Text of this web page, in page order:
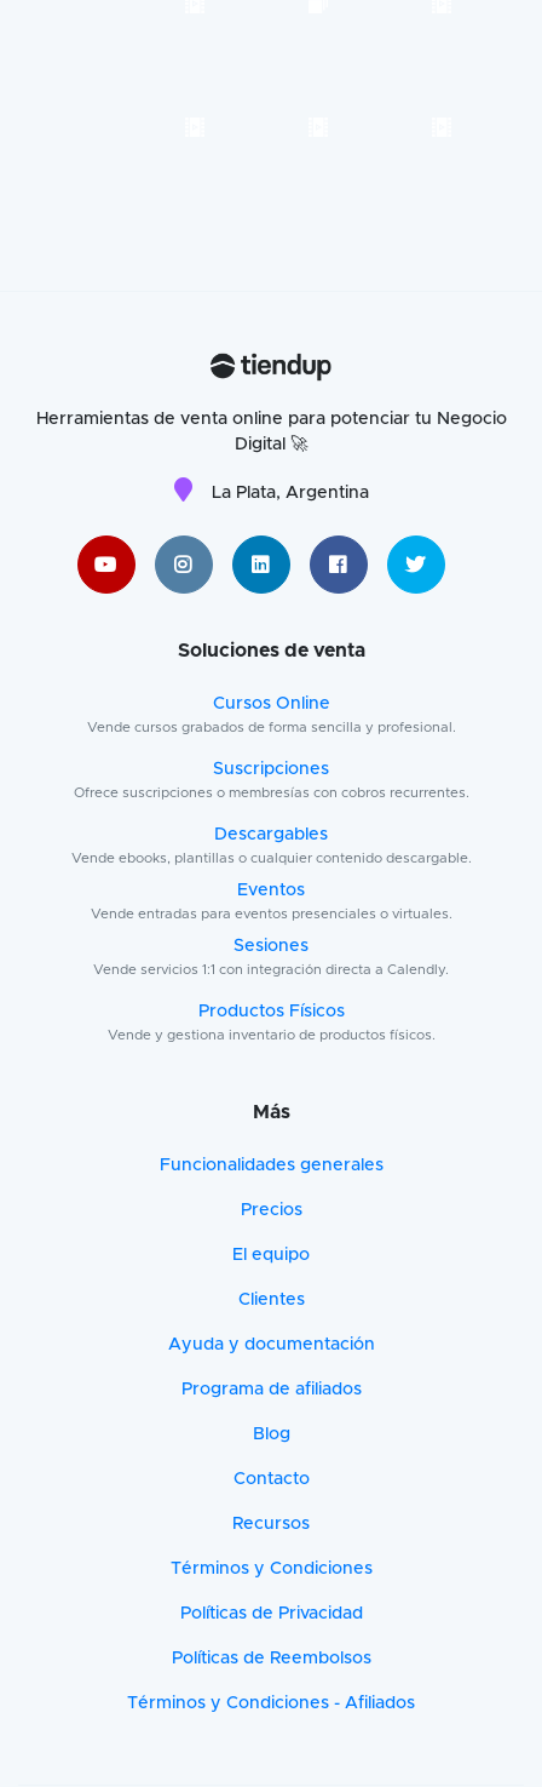
Herramientas de venta online para potenciar tu Negocio
Digital 🚀
La Plata, Argentina
Soluciones de venta
Cursos Online
Vende cursos grabados de forma sencilla y profesional.
Suscripciones
Ofrece suscripciones o membresías con cobros recurrentes.
Descargables
Vende ebooks, plantillas o cualquier contenido descargable.
Eventos
Vende entradas para eventos presenciales o virtuales.
Sesiones
Vende servicios 1:1 con integración directa a Calendly.
Productos Físicos
Vende y gestiona inventario de productos físicos.
Más
Funcionalidades generales
Precios
El equipo
Clientes
Ayuda y documentación
Programa de afiliados
Blog
Contacto
Recursos
Términos y Condiciones
Políticas de Privacidad
Políticas de Reembolsos
Términos y Condiciones - Afiliados